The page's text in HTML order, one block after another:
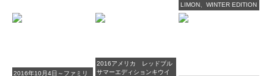
LIMON、WINTER EDITION
2016年10月4日～ファミリ
2016アメリカ レッドブル
サマーエディションキウイ